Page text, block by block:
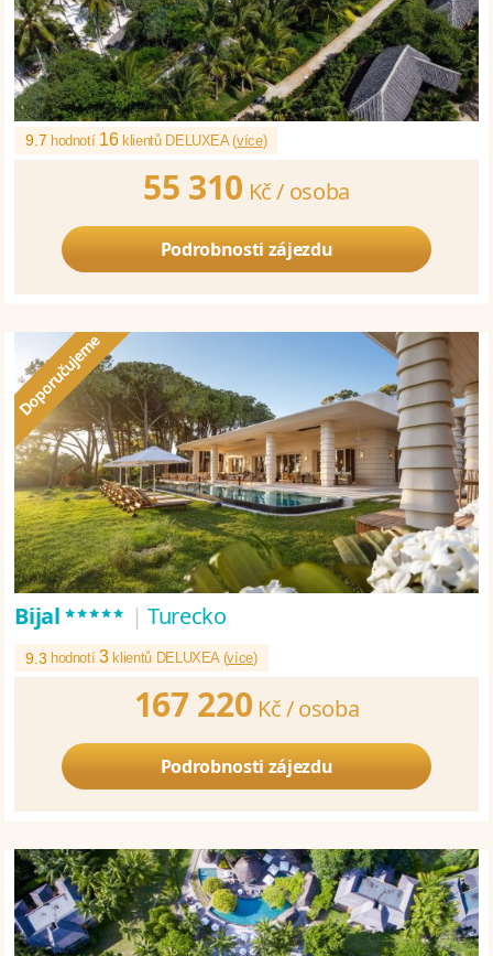
9.7 hodnotí 16klientů DELUXEA (více)
55 310 Kč / osoba
Podrobnosti zájezdu
Bijal***** | Turecko
9.3 hodnotí3klientů DELUXEA (více)
167 220 Kč /osoba
Podrobnosti zájezdu